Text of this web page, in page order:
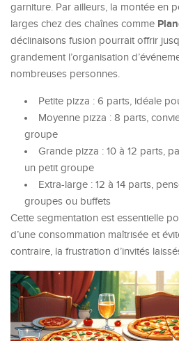
garniture. Par ailleurs, la montée en
larges chez des chaînes comme
déclinaisons fusion pourrait offrir
grandement l’organisation
nombreuses personnes.
Petite pizza : 6 parts, idéale
Moyenne pizza : 8 parts,
groupe
Grande pizza : 10 à 12 parts,
un petit groupe
Extra-large : 12 à 14 parts,
groupes ou buffets
Cette segmentation est essentielle
d’une consommation maîtrisée et
contraire, la frustration d’invités